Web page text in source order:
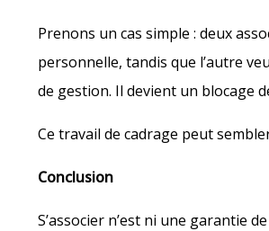
Prenons un cas simple : deux
personnelle, tandis que l’autre
de gestion. Il devient un blocage
Ce travail de cadrage peut
Conclusion
S’associer n’est ni une garantie